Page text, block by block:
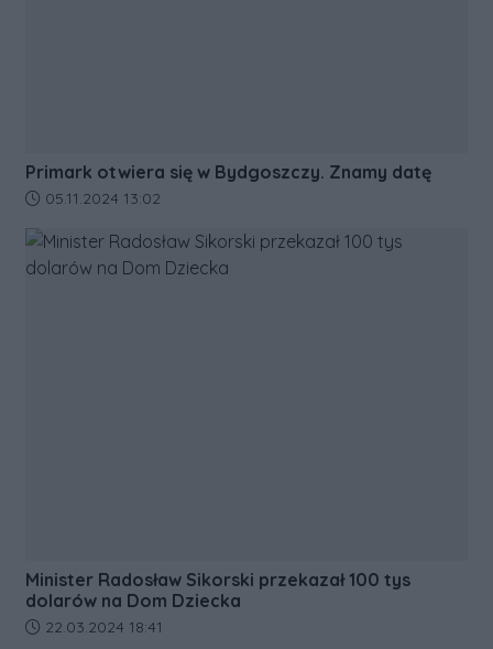
Primark otwiera się w Bydgoszczy. Znamy datę
Data dodania artykułu:
05.11.2024 13:02
Minister Radosław Sikorski przekazał 100 tys
dolarów na Dom Dziecka
Data dodania artykułu:
22.03.2024 18:41